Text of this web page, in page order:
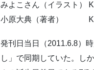
みよこさん（イラスト）
小原大典（著者）
発刊日当日（2011.6.8）
し」で同期していた。し